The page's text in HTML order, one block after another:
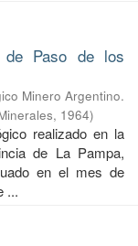
de Paso de los
Minero Argentino.
, 1964)
realizado en la
de La Pampa,
en el mes de
...